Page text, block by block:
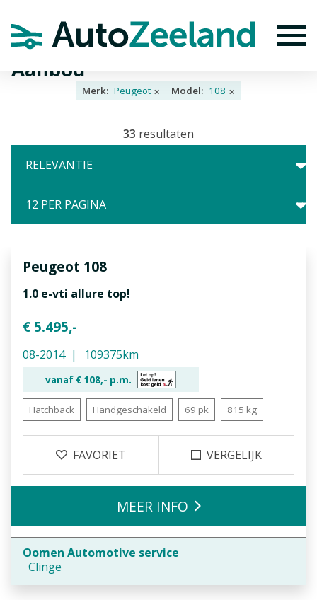
Aanbod
Merk: Peugeot ✕ Model: 108 ✕
33 resultaten
Peugeot 108
1.0 e-vti allure top!
€ 5.495,-
08-2014 109375km
vanaf € 108,- p.m.
Hatchback Handgeschakeld 69 pk 815 kg
FAVORIET VERGELIJK
Oomen Automotive service
Clinge
MEER INFO